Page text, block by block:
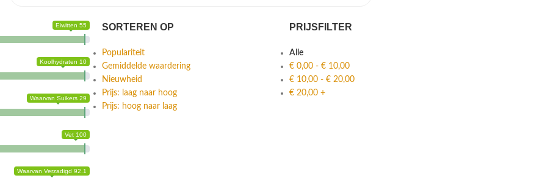
Eiwitten 55
Koolhydraten 10
Waarvan Suikers 29
Vet 100
Waarvan Verzadigd 92.1
SORTEREN OP
Populariteit
Gemiddelde waardering
Nieuwheid
Prijs: laag naar hoog
Prijs: hoog naar laag
PRIJSFILTER
Alle
€0,00- €10,00
€10,00- €20,00
€20,00+